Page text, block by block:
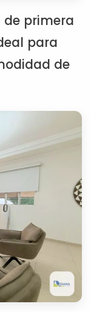
de primera
para
de